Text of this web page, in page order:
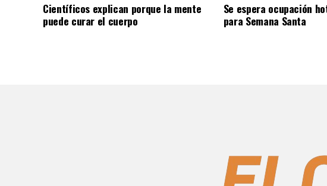
Científicos explican porque la mente
puede curar el cuerpo
Se espera ocupación
para Semana Santa